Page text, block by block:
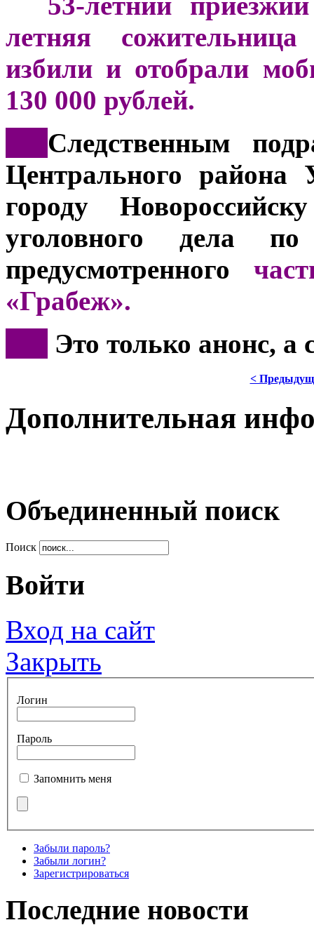
летняя
избили и отобрали
130 000 рублей.
Следственным
Центрального
городу
уголовного дела по
предусмотренного
«Грабеж».
Это только анонс, а
<
Дополнительная
Объединенный поиск
Поиск
Войти
Вход на сайт
Закрыть
Логин
Пароль
Запомнить меня
Забыли пароль?
Забыли логин?
Зарегистрироваться
Последние новости